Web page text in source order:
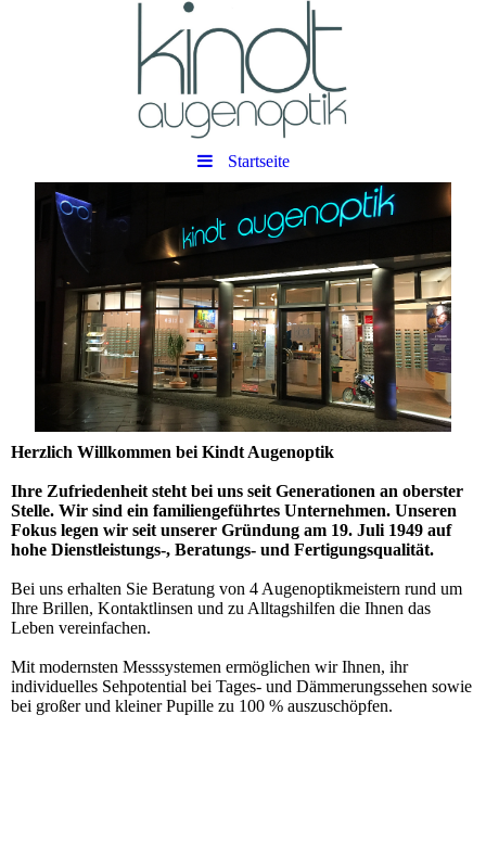
Startseite
Herzlich Willkommen bei Kindt Augenoptik
Ihre Zufriedenheit steht bei uns seit Generationen an oberster
Stelle. Wir sind ein familiengeführtes Unternehmen. Unseren
Fokus legen wir seit unserer Gründung am 19. Juli 1949 auf
hohe Dienstleistungs-, Beratungs- und Fertigungsqualität.
Bei uns erhalten Sie Beratung von 4 Augenoptikmeistern rund um
Ihre Brillen, Kontaktlinsen und zu Alltagshilfen die Ihnen das
Leben vereinfachen.
Mit modernsten Messsystemen ermöglichen wir Ihnen, ihr
individuelles Sehpotential bei Tages- und Dämmerungssehen sowie
bei großer und kleiner Pupille zu 100 % auszuschöpfen.